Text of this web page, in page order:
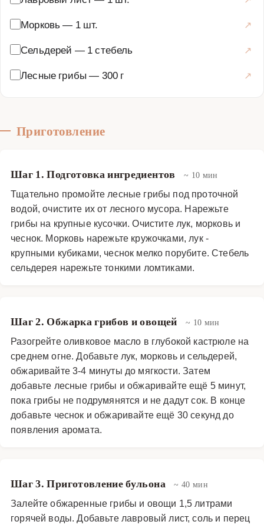
вкус и аромат.
Супы·Бульоны ·Грибной бульон
Морковь — 1 шт.
Сельдерей — 1 стебель
Лесные грибы — 300 г
Приготовление
Шаг 1. Подготовка ингредиентов ~ 10 мин
Тщательно промойте лесные грибы под проточной
водой, очистите их от лесного мусора. Нарежьте
грибы на крупные кусочки. Очистите лук, морковь и
чеснок. Морковь нарежьте кружочками, лук -
крупными кубиками, чеснок мелко порубите. Стебель
сельдерея нарежьте тонкими ломтиками.
Шаг 2. Обжарка грибов и овощей ~ 10 мин
Разогрейте оливковое масло в глубокой кастрюле на
среднем огне. Добавьте лук, морковь и сельдерей,
обжаривайте 3-4 минуты до мягкости. Затем
добавьте лесные грибы и обжаривайте ещё 5 минут,
пока грибы не подрумянятся и не дадут сок. В конце
добавьте чеснок и обжаривайте ещё 30 секунд до
появления аромата.
Шаг 3. Приготовление бульона ~ 40 мин
Залейте обжаренные грибы и овощи 1,5 литрами
горячей воды. Добавьте лавровый лист, соль и перец